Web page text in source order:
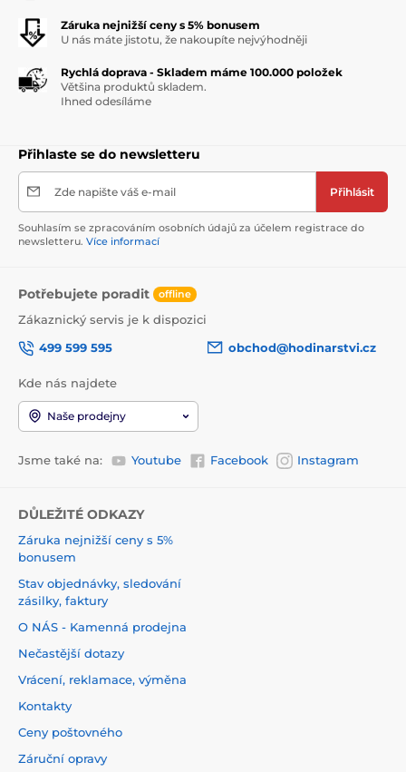
Záruka nejnižší ceny s 5% bonusem
U nás máte jistotu, že nakoupíte nejvýhodněji
Rychlá doprava - Skladem máme 100.000 položek
Většina produktů skladem.
Ihned odesíláme
Přihlaste se do newsletteru
Zde napište váš e-mail Přihlásit
Souhlasím se zpracováním osobních údajů za účelem registrace do
newsletteru. Více informací
Potřebujete poradit offline
Zákaznický servis je k dispozici
499 599 595
obchod@hodinarstvi.cz
Kde nás najdete
Naše prodejny
Jsme také na: Youtube Facebook Instagram
DŮLEŽITÉ ODKAZY
Záruka nejnižší ceny s 5%
bonusem
Stav objednávky, sledování
zásilky, faktury
O NÁS - Kamenná prodejna
Nečastější dotazy
Vrácení, reklamace, výměna
Kontakty
Ceny poštovného
Záruční opravy